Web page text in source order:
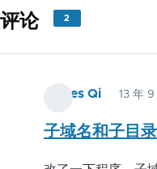
评论 2
James Qi 13 年
子域名和子目